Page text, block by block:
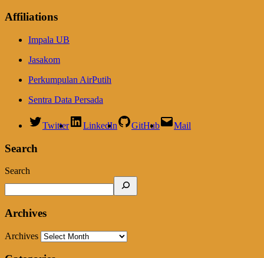
Affiliations
Impala UB
Jasakom
Perkumpulan AirPutih
Sentra Data Persada
Twitter LinkedIn GitHub Mail
Search
Search
Archives
Archives